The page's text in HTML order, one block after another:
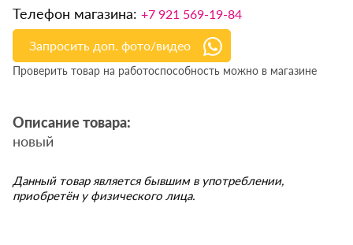
Телефон магазина:+7 921 569-19-84
Запросить доп. фото/видео
Проверить товар на работоспособность можно в магазине
Описание товара:
новый
Данный товар является бывшим в употреблении,
приобретён у физического лица.